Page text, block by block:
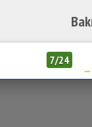
7/24